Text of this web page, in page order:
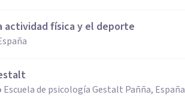
actividad física y el deporte
Escuela de psicología Gestalt Pañña, España